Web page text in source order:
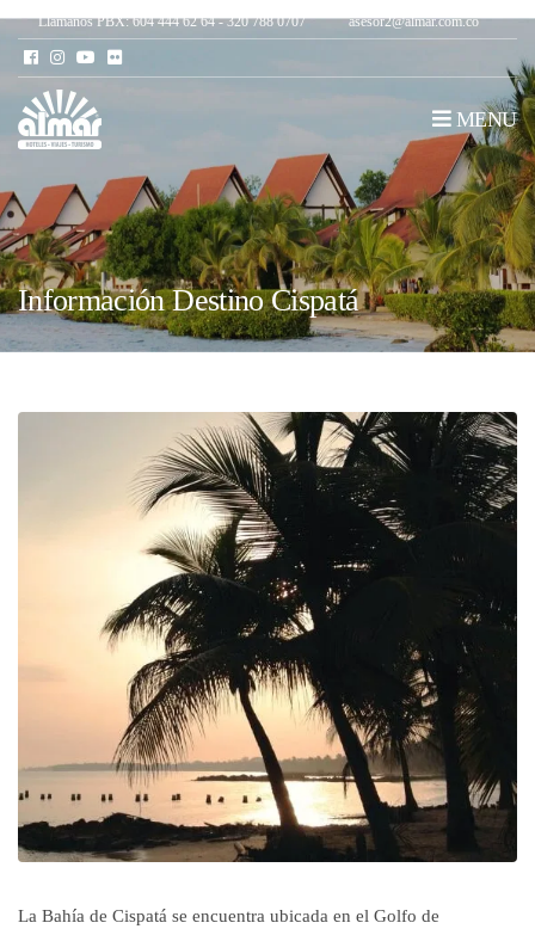
Llámanos PBX: 604 444 62 64 - 320 788 0707 asesor2@almar.com.co
MENU
Información Destino Cispatá
La Bahía de Cispatá se encuentra ubicada en el Golfo de